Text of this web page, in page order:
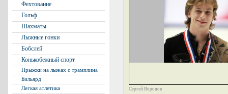
Фехтование
Гольф
Шахматы
Лыжные гонки
Бобслей
Конькобежный спорт
Прыжки на лыжах с трамплина
Бильярд
Легкая атлетика
Сергей Воронов